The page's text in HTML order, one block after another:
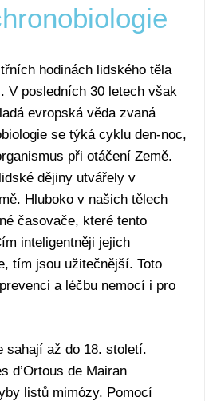
hodinách lidského těla
V posledních 30 letech však
evropská věda zvaná
se týká cyklu den-noc,
při otáčení Země.
dějiny utvářely v
Hluboko v našich tělech
časovače, které tento
inteligentněji jejich
tím jsou užitečnější. Toto
a léčbu nemocí i pro
sahají až do 18. století.
d’Ortous de Mairan
listů mimózy. Pomocí